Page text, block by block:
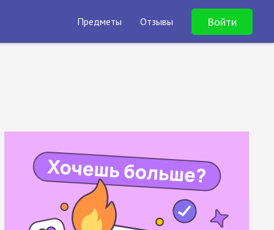
Предметы Отзывы Войти